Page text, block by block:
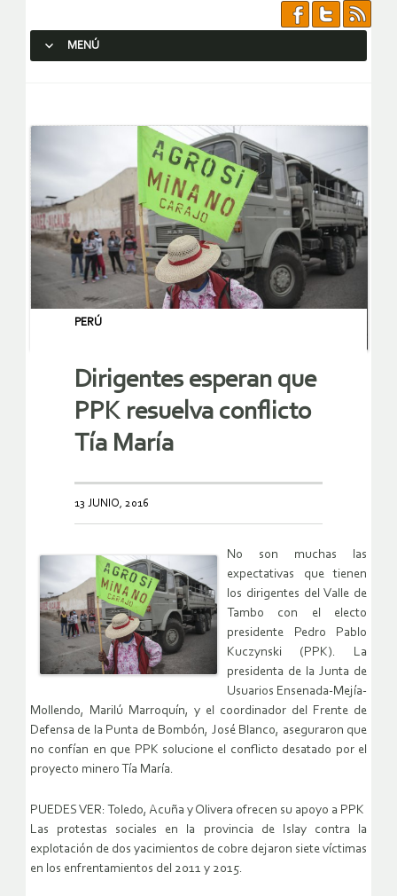
MENÚ
PERÚ
Dirigentes esperan que
PPK resuelva conflicto
Tía María
13 JUNIO, 2016
No son muchas las
expectativas que tienen
los dirigentes del Valle de
Tambo con el electo
presidente Pedro Pablo
Kuczynski (PPK). La
presidenta de la Junta de
Usuarios Ensenada-Mejía-
Mollendo, Marilú Marroquín, y el coordinador del Frente de
Defensa de la Punta de Bombón, José Blanco, aseguraron que
no confían en que PPK solucione el conflicto desatado por el
proyecto minero Tía María.
PUEDES VER: Toledo, Acuña y Olivera ofrecen su apoyo a PPK
Las protestas sociales en la provincia de Islay contra la
explotación de dos yacimientos de cobre dejaron siete víctimas
en los enfrentamientos del 2011 y 2015.